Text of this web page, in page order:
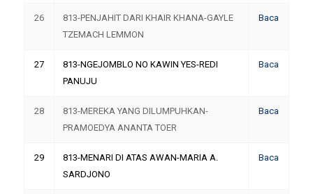
26
813-PENJAHIT DARI KHAIR KHANA-GAYLE
TZEMACH LEMMON
Baca
27
813-NGEJOMBLO NO KAWIN YES-REDI
PANUJU
Baca
28
813-MEREKA YANG DILUMPUHKAN-
PRAMOEDYA ANANTA TOER
Baca
29
813-MENARI DI ATAS AWAN-MARIA A.
SARDJONO
Baca